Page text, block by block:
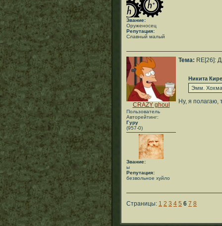
Звание:
Оруженосец
Репутация:
Славный малый
CRAZY ghoul
Пользователь
Авторейтинг:
Гуру
(957-0)
Звание:
ы
Репутация:
безвольное хуйло
Тема: RE[26]:
Никита
Эмм.
Ну, я полагаю,
Страницы: 1 2 3 4 5 6 7 8